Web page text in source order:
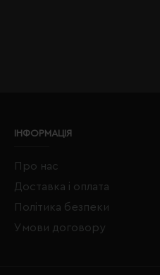
ІНФОРМАЦІЯ
Про нас
Доставка і оплата
Політика безпеки
Умови договору